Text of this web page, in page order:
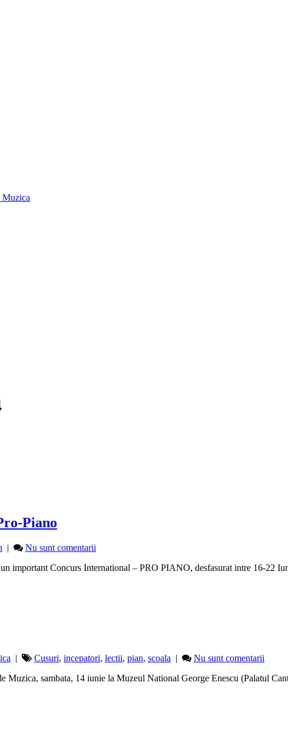
Piano
|
Nu sunt comentarii
important Concurs International – PRO PIANO, desfasurat intre 16-22
| Cusuri, incepatori, lectii, pian, scoala |
Nu sunt comentarii
sambata, 14 iunie la Muzeul National George Enescu (Palatul